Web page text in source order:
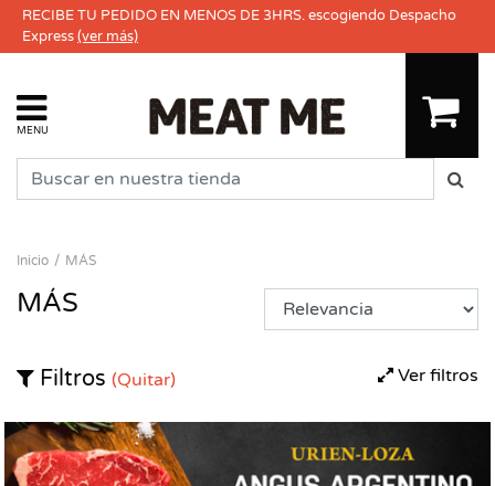
RECIBE TU PEDIDO EN MENOS DE 3HRS. escogiendo Despacho
Express(ver más)
MENU
Inicio MÁS
MÁS
Ver filtros
Filtros (Quitar)